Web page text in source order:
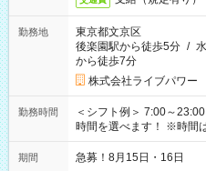
勤務地
東京都文京区
後楽園駅から徒歩5分 /
から徒歩7分
株式会社ライブパワー
勤務時間
＜シフト例＞ 7:00～23:00 13:30～
時間を選べます！ ※時間
期間 急募！8月15日・16日